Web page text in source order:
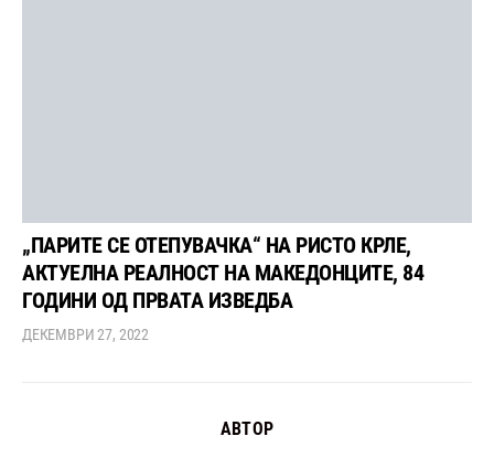
„ПАРИТЕ СЕ ОТЕПУВАЧКА“ НА РИСТО КРЛЕ,
АКТУЕЛНА РЕАЛНОСТ НА МАКЕДОНЦИТЕ, 84
ГОДИНИ ОД ПРВАТА ИЗВЕДБА
ДЕКЕМВРИ 27, 2022
АВТОР